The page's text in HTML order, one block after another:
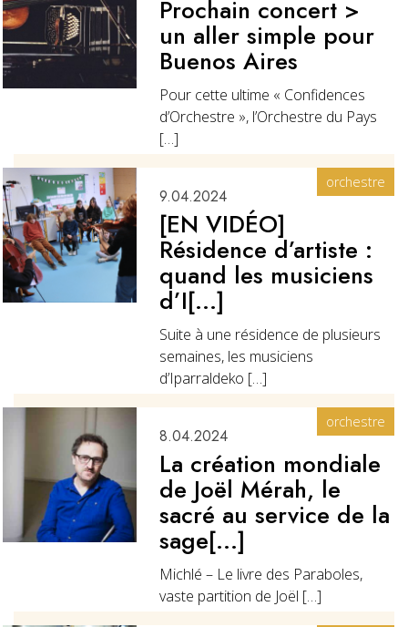
Prochain concert >
un aller simple pour
Buenos Aires
Pour cette ultime « Confidences
d’Orchestre », l’Orchestre du Pays
[…]
orchestre
9.04.2024
[EN VIDÉO]
Résidence d’artiste :
quand les musiciens
d’I[...]
Suite à une résidence de plusieurs
semaines, les musiciens
d’Iparraldeko […]
orchestre
8.04.2024
La création mondiale
de Joël Mérah, le
sacré au service de la
sage[...]
Michlé – Le livre des Paraboles,
vaste partition de Joël […]